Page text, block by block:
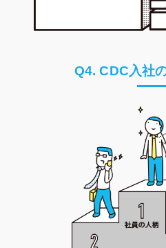
Q4. CDC入社